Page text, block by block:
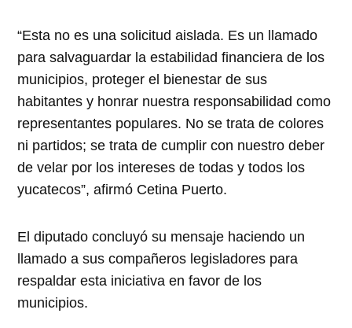
“Esta no es una solicitud aislada. Es un llamado
para salvaguardar la estabilidad financiera de los
municipios, proteger el bienestar de sus
habitantes y honrar nuestra responsabilidad como
representantes populares. No se trata de colores
ni partidos; se trata de cumplir con nuestro deber
de velar por los intereses de todas y todos los
yucatecos”, afirmó Cetina Puerto.
El diputado concluyó su mensaje haciendo un
llamado a sus compañeros legisladores para
respaldar esta iniciativa en favor de los
municipios.